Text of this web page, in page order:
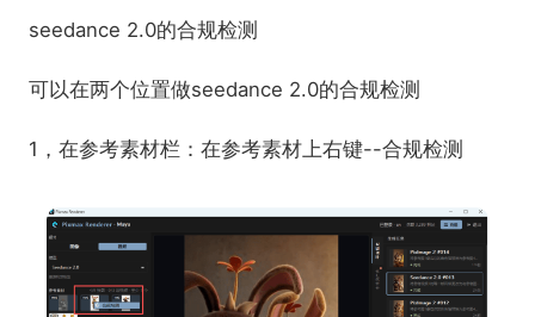
seedance 2.0的合规检测
可以在两个位置做seedance 2.0的合规检测
1，在参考素材栏：在参考素材上右键--合规检测